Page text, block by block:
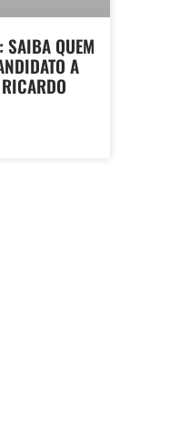
SAIBA QUEM
A